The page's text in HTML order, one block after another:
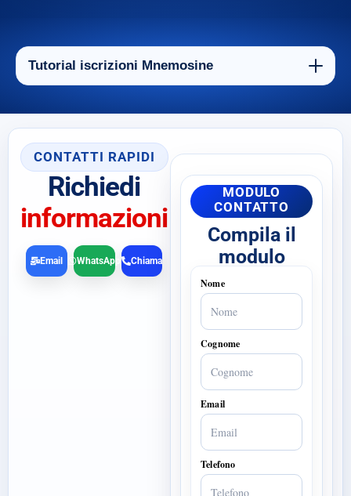
Tutorial iscrizioni Mnemosine
CONTATTI RAPIDI
Richiedi
informazioni
Chiama
Email WhatsApp
MODULO
CONTATTO
Compila il
modulo
Nome
Cognome
Email
Telefono